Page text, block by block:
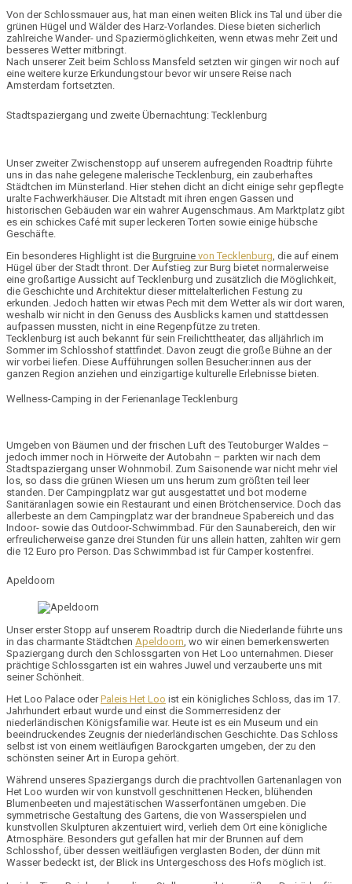
Von der Schlossmauer aus, hat man einen weiten Blick ins Tal und über die
grünen Hügel und Wälder des Harz-Vorlandes. Diese bieten sicherlich
zahlreiche Wander- und Spaziermöglichkeiten, wenn etwas mehr Zeit und
besseres Wetter mitbringt.
Nach unserer Zeit beim Schloss Mansfeld setzten wir gingen wir noch auf
eine weitere kurze Erkundungstour bevor wir unsere Reise nach
Amsterdam fortsetzten.
Stadtspaziergang und zweite Übernachtung: Tecklenburg
Unser zweiter Zwischenstopp auf unserem aufregenden Roadtrip führte
uns in das nahe gelegene malerische Tecklenburg , ein zauberhaftes
Städtchen im Münsterland. Hier stehen dicht an dicht einige sehr gepflegte
uralte Fachwerkhäuser. Die Altstadt mit ihren engen Gassen und
historischen Gebäuden war ein wahrer Augenschmaus. Am Marktplatz gibt
es ein schickes Café mit super leckeren Torten sowie einige hübsche
Geschäfte.
Ein besonderes Highlight ist die Burgruine von Tecklenburg , die auf einem
Hügel über der Stadt thront. Der Aufstieg zur Burg bietet normalerweise
eine großartige Aussicht auf Tecklenburg und zusätzlich die Möglichkeit,
die Geschichte und Architektur diesermittelalterlichen Festung zu
erkunden. Jedoch hatten wir etwas Pech mit dem Wetter als wir dort waren,
weshalb wir nicht in den Genuss des Ausblicks kamen und stattdessen
aufpassen mussten, nicht in eine Regenpfütze zu treten.
Tecklenburg ist auch bekannt für sein Freilichttheater, das alljährlich im
Sommer im Schlosshof stattfindet. Davon zeugt die große Bühne an der
wir vorbei liefen. Diese Aufführungen sollen Besucher:innen aus der
ganzen Region anziehen und einzigartige kulturelle Erlebnisse bieten.
Wellness-Camping in der Ferienanlage Tecklenburg
Umgeben von Bäumen und der frischen Luft desTeutoburger Waldes –
jedoch immer noch in Hörweite der Autobahn – parkten wir nach dem
Stadtspaziergang unser Wohnmobil. Zum Saisonende war nicht mehr viel
los, so dass die grünen Wiesen um uns herum zum größten teil leer
standen. Der Campingplatz war gut ausgestattet und bot moderne
Sanitäranlagen sowie ein Restaurant und einen Brötchenservice. Doch das
allerbeste an dem Campingplatz war der brandneue Spabereich und das
Indoor- sowie das Outdoor-Schwimmbad . Für den Saunabereich, den wir
erfreulicherweise ganze drei Stunden für uns allein hatten, zahlten wir gern
die 12 Euro pro Person. Das Schwimmbad ist für Camper kostenfrei.
Apeldoorn
Unsererster Stopp auf unserem Roadtrip durch die Niederlande führte uns
in das charmante Städtchen Apeldoorn , wo wir einen bemerkenswerten
Spaziergang durch den Schlossgarten von Het Loo unternahmen. Dieser
prächtige Schlossgarten ist ein wahres Juwel und verzauberte uns mit
seiner Schönheit.
Het Loo Palace oderPaleis Het Loo ist ein königliches Schloss, das im 17.
Jahrhundert erbaut wurde und einst die Sommerresidenz der
niederländischen Königsfamilie war. Heute ist es ein Museum und ein
beeindruckendes Zeugnis der niederländischen Geschichte. Das Schloss
selbst ist von einem weitläufigen Barockgarten umgeben, der zu den
schönsten seiner Art in Europa gehört.
Während unseres Spaziergangs durch die prachtvollen Gartenanlagen von
Het Loo wurden wir von kunstvoll geschnittenen Hecken, blühenden
Blumenbeeten und majestätischen Wasserfontänen umgeben. Die
symmetrische Gestaltung des Gartens, die von Wasserspielen und
kunstvollen Skulpturen akzentuiert wird, verlieh dem Ort eine königliche
Atmosphäre. Besonders gut gefallen hat mir der Brunnen auf dem
Schlosshof, über dessen weitläufigen verglasten Boden, der dünn mit
Wasser bedeckt ist, der Blick ins Untergeschoss des Hofs möglich ist.